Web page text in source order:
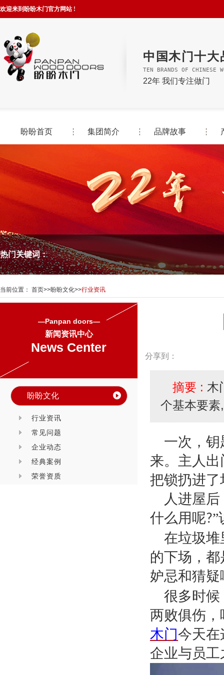
欢迎来到盼盼木门官方网站 !
中国木门十大
TEN BRANDS OF CHINESE
22年 我们专注做门
盼盼首页 集团简介 品牌故事
热门关键词：
当前位置： 首页>>盼盼文化>>行业资讯
—Panpan doors—
新闻资讯中心
News Center
盼盼文化
行业资讯
常见问题
企业动态
经典案例
荣誉资质
分享到：
摘要 : 木
个基本要
一次，
来。主人
把锁扔进
人进屋
什么用呢?”
在垃圾堆
的下场，
妒忌和猜疑
很多时候
两败俱伤
木门今天
企业与员